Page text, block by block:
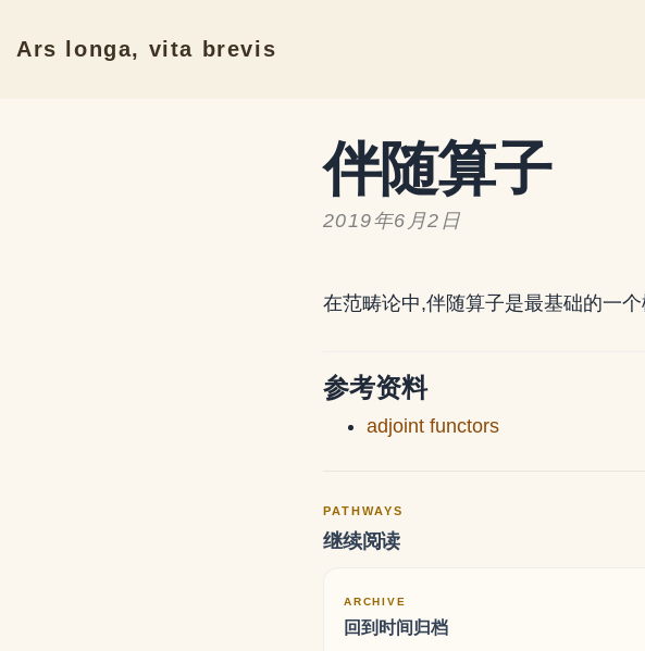
Ars longa, vita brevis
伴随算子
2019年6月2日
在范畴论中,伴随算子是最基础的一
参考资料
adjoint functors
PATHWAYS
继续阅读
ARCHIVE
回到时间归档